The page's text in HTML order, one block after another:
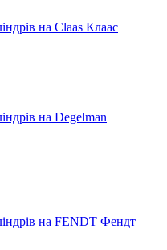
на Claas Клаас
на Degelman
на FENDT Фендт